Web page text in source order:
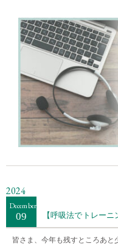
2024
December
09 【呼吸法でトレー
皆さま、今年も残すところあと